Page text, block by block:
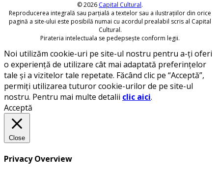
© 2026 Capital Cultural.
Reproducerea integrală sau parțială a textelor sau a ilustrațiilor din orice
pagină a site-ului este posibilă numai cu acordul prealabil scris al Capital
Cultural.
Pirateria intelectuala se pedepsește conform legii.
Noi utilizăm cookie-uri pe site-ul nostru pentru a-ți oferi
o experiență de utilizare cât mai adaptată preferințelor
tale și a vizitelor tale repetate. Făcând clic pe “Acceptă”,
permiți utilizarea tuturor cookie-urilor de pe site-ul
nostru. Pentru mai multe detalii clic aici.
Acceptă
Close
Privacy Overview